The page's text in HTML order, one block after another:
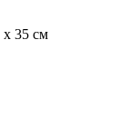
х 35 см